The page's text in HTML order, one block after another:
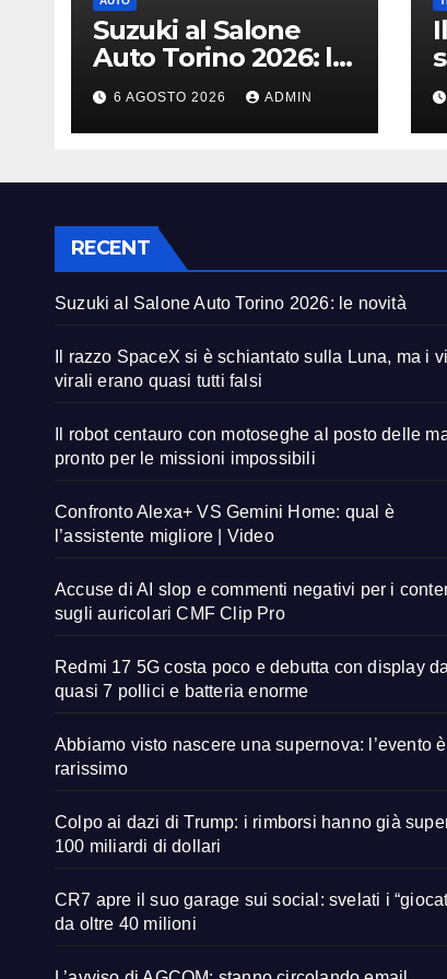
Suzuki al Salone
Auto Torino 2026: le
novità
6 AGOSTO 2026 ADMIN
RECENT
Suzuki al Salone Auto Torino 2026: le novità
Il razzo SpaceX si è schiantato sulla Luna, ma i
virali erano quasi tutti falsi
Il robot centauro con motoseghe al posto delle
pronto per le missioni impossibili
Confronto Alexa+ VS Gemini Home: qual è
l’assistente migliore | Video
Accuse di AI slop e commenti negativi per i
sugli auricolari CMF Clip Pro
Redmi 17 5G costa poco e debutta con display da
quasi 7 pollici e batteria enorme
Abbiamo visto nascere una supernova: l’evento è
rarissimo
Colpo ai dazi di Trump: i rimborsi hanno già
100 miliardi di dollari
CR7 apre il suo garage sui social: svelati i
da oltre 40 milioni